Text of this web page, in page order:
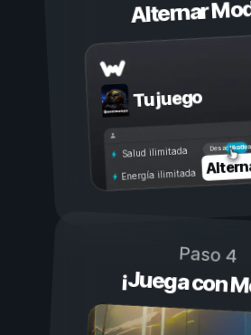
Alternar
Tu juego
Desactivado
Salud ilimitada
Energía ilimitada
Paso 4
¡Juega con